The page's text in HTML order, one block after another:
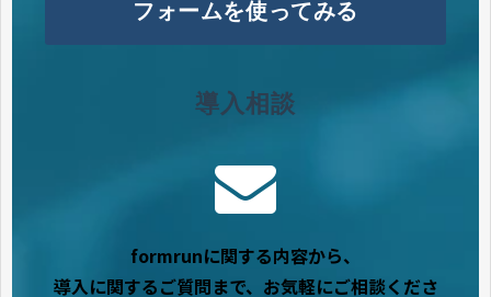
フォームを使ってみる
導入相談
formrunに関する内容から、
導入に関するご質問まで、お気軽にご相談くださ